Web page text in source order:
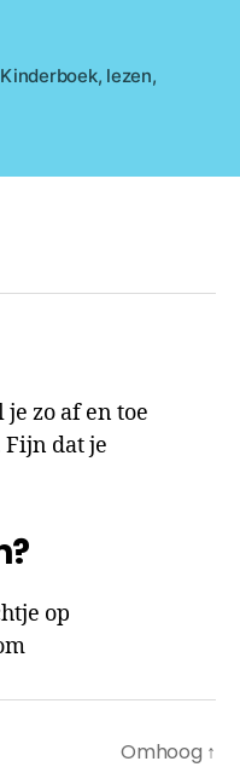
Kinderboek, lezen,
zo af en toe
dat je
op
Omhoog ↑